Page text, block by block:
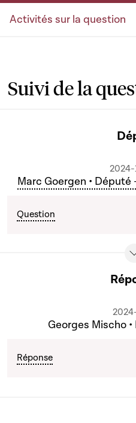
Activités sur la question
Suivi de la
Marc Goergen •
Question
Georges Mischo
Réponse